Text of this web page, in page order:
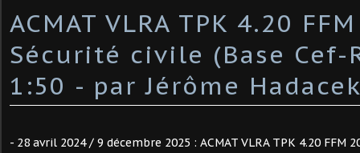
ACMAT VLRA TPK 4.20
Sécurité civile (Base Cef-
1:50 - par Jérôme
- 28 avril 2024 / 9 décembre 2025 : ACMAT VLRA TPK 4.20 FFM